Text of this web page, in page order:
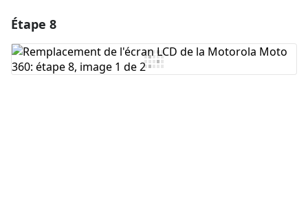
Ajouter un commentaire
Étape 8